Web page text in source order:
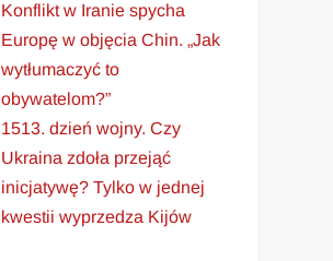
Konflikt w Iranie spycha
Europę w objęcia Chin. „Jak
wytłumaczyć to
obywatelom?”
1513. dzień wojny. Czy
Ukraina zdoła przejąć
inicjatywę? Tylko w jednej
kwestii wyprzedza Kijów